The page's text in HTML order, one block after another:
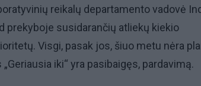
reikalų departamento vadovė
prekyboje susidarančių atliekų kiekio
Visgi, pasak jos, šiuo metu nėra
iki“ yra pasibaigęs, pardavimą.